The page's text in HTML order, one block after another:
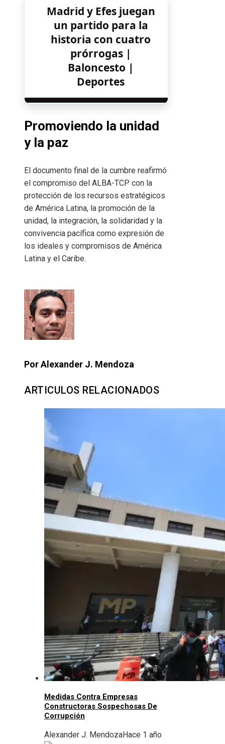
Madrid y Efes juegan
un partido para la
historia con cuatro
prórrogas |
Baloncesto |
Deportes
Promoviendo la unidad
y la paz
El documento final de la cumbre reafirmó
el compromiso del ALBA-TCP con la
protección de los recursos estratégicos
de América Latina, la promoción de la
unidad, la integración, la solidaridad y la
convivencia pacífica como expresión de
los ideales y compromisos de América
Latina y el Caribe.
Por Alexander J. Mendoza
ARTICULOS RELACIONADOS
Medidas Contra Empresas
Constructoras Sospechosas De
Corrupción
Alexander J. MendozaHace 1 año